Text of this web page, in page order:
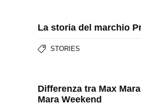
La storia del marchio
STORIES
Differenza tra Max
Mara Weekend